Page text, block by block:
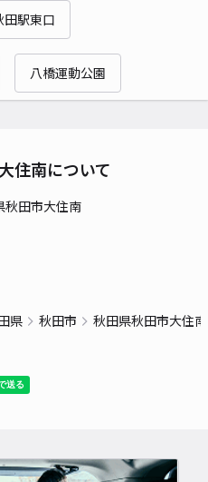
田駅東口
八橋運動公園
住南について
秋田市大住南
県 秋田市 秋田県秋田市大住